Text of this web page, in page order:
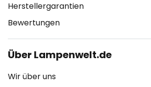
Herstellergarantien
Bewertungen
Über Lampenwelt.de
Wir über uns